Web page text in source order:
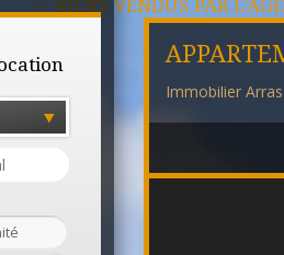
✅ BIENS VENDUS PAR
Immobilier Arras